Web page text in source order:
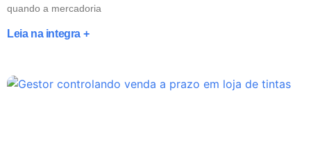
quando a mercadoria
Leia na integra +